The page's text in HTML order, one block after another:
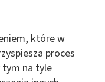
które w
proces
tym na tyle